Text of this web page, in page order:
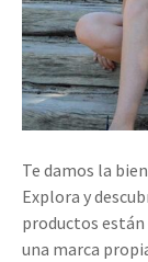
Te damos la
Explora y
productos
una marca